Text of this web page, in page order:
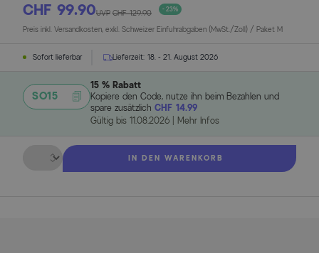
CHF 99.90UVP CHF 129.90 - 23%
Preis inkl. Versandkosten, exkl. Schweizer Einfuhrabgaben (MwSt./Zoll) / Paket M
Sofort lieferbar Lieferzeit: 18. - 21. August 2026
SO15
15 % Rabatt
Kopiere den Code, nutze ihn beim Bezahlen und
spare zusätzlich CHF 14.99
Gültig bis 11.08.2026 Mehr Infos
Menge
IN DEN WARENKORB